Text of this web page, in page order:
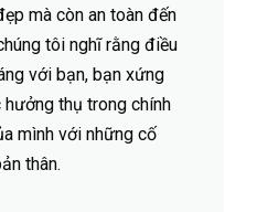
mà còn an toàn đến
tôi nghĩ rằng điều
với bạn, bạn xứng
thụ trong chính
mình với những cố
thân.